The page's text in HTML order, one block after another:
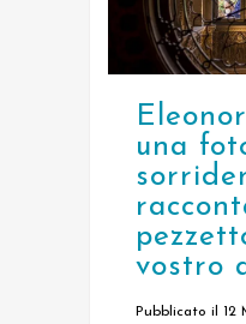
una
vostro
Pubblicato il 12